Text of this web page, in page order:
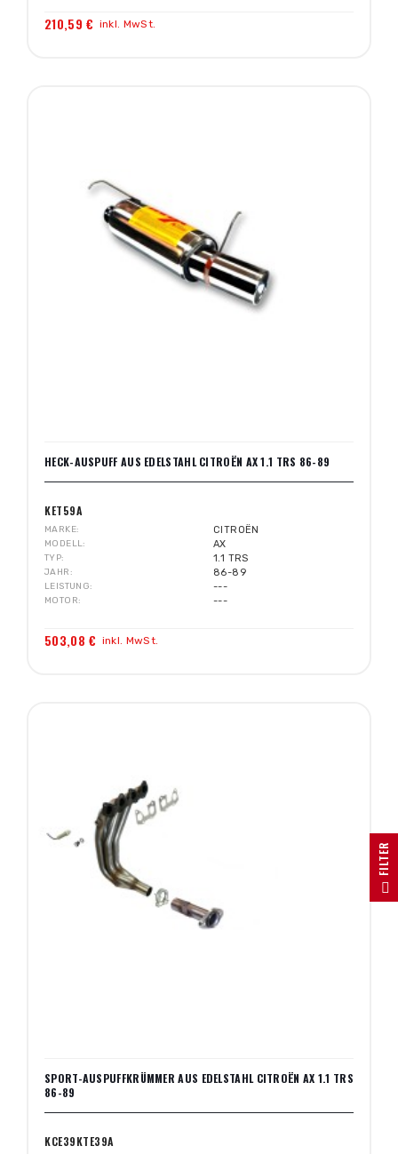
210,59 € inkl. MwSt.
HECK-AUSPUFF AUS EDELSTAHL CITROËN AX 1.1 TRS 86-89
KET59A
MARKE CITROËN
MODELL AX
TYP 1.1 TRS
JAHR 86-89
LEISTUNG ---
MOTOR ---
503,08 € inkl. MwSt.
SPORT-AUSPUFFKRÜMMER AUS EDELSTAHL CITROËN AX 1.1 TRS
86-89
KCE39KTE39A
R